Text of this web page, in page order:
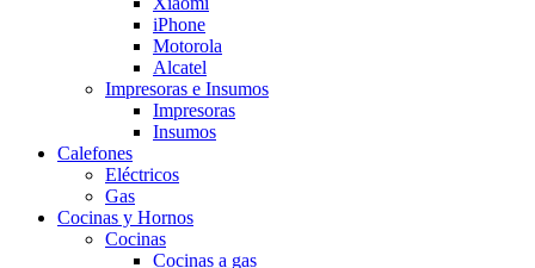
iPhone
Motorola
Alcatel
Impresoras e Insumos
Impresoras
Insumos
Calefones
Eléctricos
Gas
Cocinas y Hornos
Cocinas
Cocinas a gas